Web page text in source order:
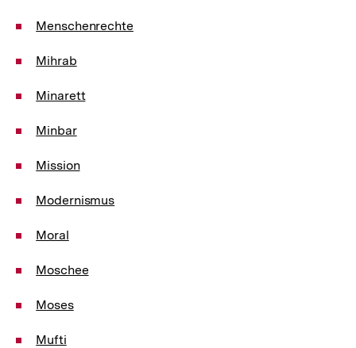
Menschenrechte
Mihrab
Minarett
Minbar
Mission
Modernismus
Moral
Moschee
Moses
Mufti